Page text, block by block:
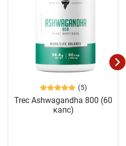
(5)
Trec Ashwagandha 800 (60
капс)